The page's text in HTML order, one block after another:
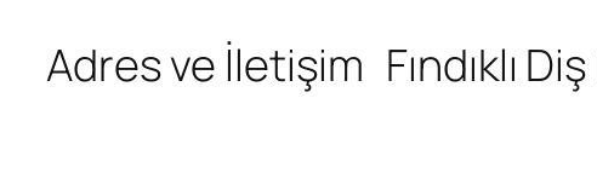
Adres ve İletişim Fındıklı